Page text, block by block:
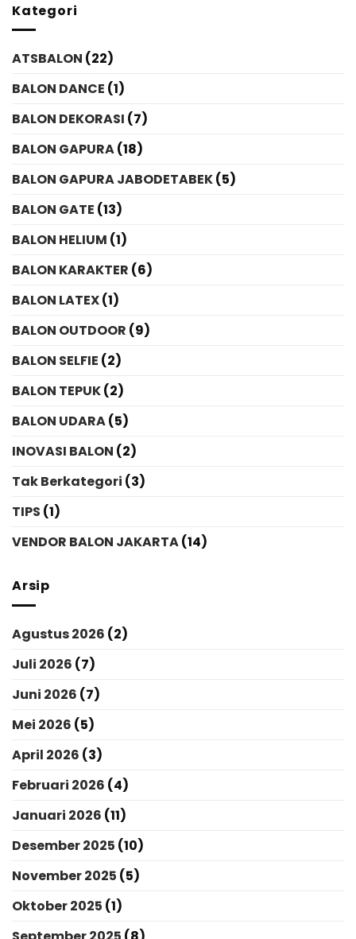
Kategori
ATSBALON (22)
BALON DANCE (1)
BALON DEKORASI (7)
BALON GAPURA(18)
BALON GAPURA JABODETABEK(5)
BALON GATE (13)
BALON HELIUM (1)
BALON KARAKTER (6)
BALON LATEX(1)
BALON OUTDOOR (9)
BALON SELFIE (2)
BALON TEPUK(2)
BALON UDARA(5)
INOVASI BALON (2)
Tak Berkategori (3)
TIPS (1)
VENDOR BALON JAKARTA(14)
Arsip
Agustus 2026 (2)
Juli 2026 (7)
Juni 2026 (7)
Mei 2026 (5)
April 2026 (3)
Februari 2026 (4)
Januari 2026 (11)
Desember 2025 (10)
November 2025 (5)
Oktober 2025 (1)